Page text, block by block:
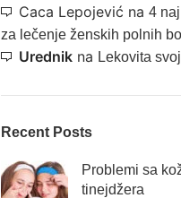
Caca Lepojević na 4
za lečenje ženskih polnih
Urednikna Lekovita
Recent Posts
Problemi sa
tinejdžera